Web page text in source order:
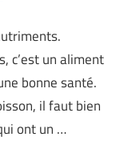
c’est un aliment
bonne santé.
il faut bien
ont un …